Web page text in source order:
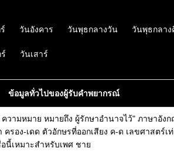
วันอังคาร วันพุธกลางวัน วันพุธกลา
วันเสาร์
ข้อมูลทั่วไปของผู้รับคำพยากรณ์
วามหมาย หมายถึง ผู้รักษาอำนาจไว้" ภาษาอังก
ครอง-เดด ตัวอักษรที่ออกเสียง ค-ด เลขศาสตร์เ
นี้เหมาะสำหรับเพศ ชาย